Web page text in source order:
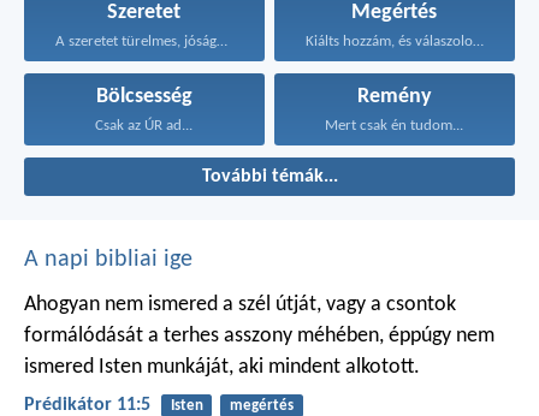
Szeretet
A szeretet türelmes, jóságos...
Megértés
Kiálts hozzám, és válaszolok...
Bölcsesség
Csak az ÚR ad...
Remény
Mert csak én tudom...
További témák...
A napi bibliai ige
Ahogyan nem ismered a szél útját, vagy a csontok
formálódását a terhes asszony méhében, éppúgy nem
ismered Isten munkáját, aki mindent alkotott.
Prédikátor 11:5 Isten megértés